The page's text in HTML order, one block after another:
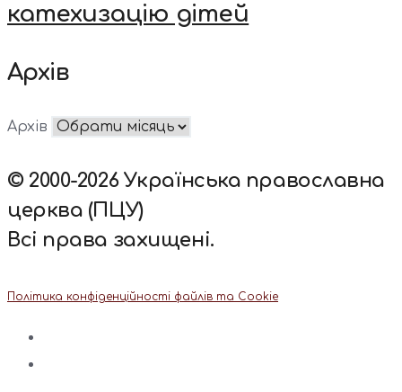
катехизацію дітей
Архів
Архів
© 2000-2026 Українська православна
церква (ПЦУ)
Всі права захищені.
Політика конфіденційності файлів та Cookie